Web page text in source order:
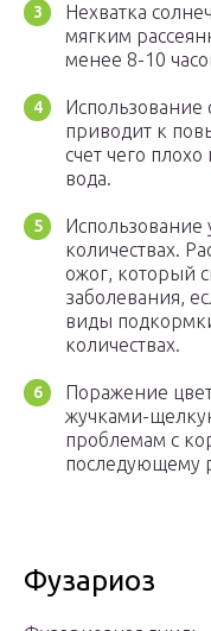
Нехватка
мягким
менее 8-10
Использование
приводит к
счет чего плохо
вода.
количествах.
ожог, который
заболевания,
виды
количествах.
Поражение
жучками-
проблемам с
последующему
Фузариоз